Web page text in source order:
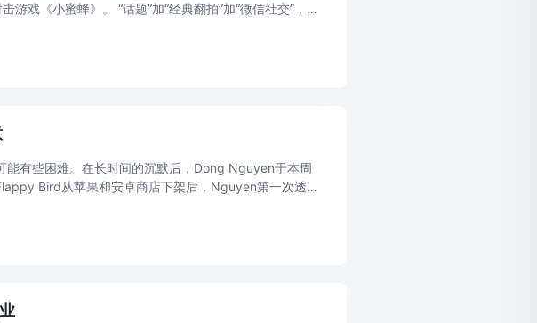
戏《小蜜蜂》。 “话题”加“经典翻拍”加“微信社交”，
有些困难。在长时间的沉默后，Dong Nguyen于本周
Bird从苹果和安卓商店下架后，Nguyen第一次透